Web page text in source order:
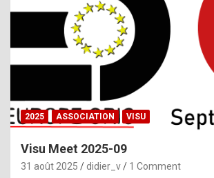
,
g
2025 ASSOCIATION VISU
Visu Meet 2025-09
31 août 2025 didier_v 1 Comment